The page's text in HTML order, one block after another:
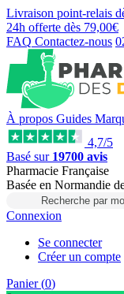
Livraison point-relais
24h offerte dès 79,00€
FAQ Contactez-nous
À propos Guides
4,7/5
Basé sur 19700 avis
Pharmacie Française
Basée en Normandie
Recherche par
Connexion
Se connecter
Créer un compte
Panier (0)